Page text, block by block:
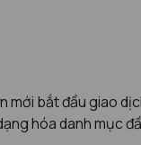
bắt đầu giao
hóa danh mục